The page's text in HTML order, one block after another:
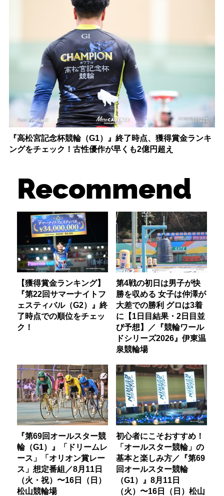
『高松宮記念杯競輪（G1）』終了時点、獲得賞金ランキ
ングをチェック！古性優作が早くも2億円超え
Recommend
【獲得賞金ランキング】
『第22回サマーナイトフ
ェスティバル（G2）』終
了時点での順位をチェッ
ク！
第4戦の初日は男子が快
勝を収める 女子は仲澤が
大差での勝利 グロは3着
に【1日目結果・2日目並
び予想】／『競輪ワール
ドシリーズ2026』伊東温
泉競輪場
『第69回オールスター競
輪（G1）』「ドリームレ
ース」「オリオン賞レー
ス」想定番組／8月11日
（火・祝）〜16日（日）
松山競輪場
初心者にこそおすすめ！
「オールスター競輪」の
基本と楽しみ方／『第69
回オールスター競輪
（G1）』8月11日
（火）〜16日（日）松山